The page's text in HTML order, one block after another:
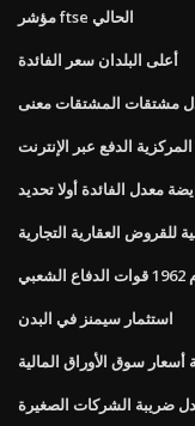
مؤشر ftse الحالي
أعلى البلدان سعر الفائدة
مشتقات المشتقات معنى
الدفع عبر الإنترنت
معدل الفائدة أولا تحديد
للقروض العقارية التجارية
استثمار سيمنز في البدن
أسعار سوق الأوراق المالية
ضريبة الشركات الصغيرة